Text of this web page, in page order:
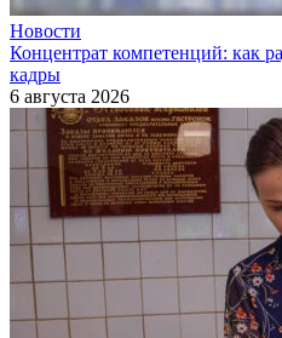
Новости
Концентрат компетенций: как
кадры
6 августа 2026